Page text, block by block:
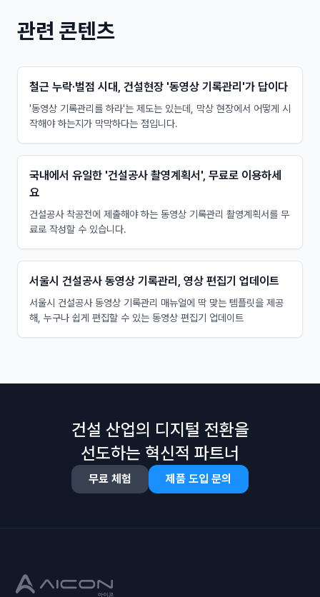
관련 콘텐츠
철근 누락·벌점 시대, 건설현장 '동영상 기록관리'가 답이다
'동영상 기록관리를 하라'는 제도는 있는데, 막상 현장에서 어떻게 시
작해야 하는지가 막막하다는 점입니다.
국내에서 유일한 '건설공사 촬영계획서', 무료로 이용하세
요
건설공사 착공전에 제출해야 하는 동영상 기록관리 촬영계획서를 무
료로 작성할 수 있습니다.
서울시 건설공사 동영상 기록관리, 영상 편집기 업데이트
서울시 건설공사 동영상 기록관리 매뉴얼에 딱 맞는 템플릿을 제공
해, 누구나 쉽게 편집할 수 있는 동영상 편집기 업데이트
건설 산업의 디지털 전환을
선도하는 혁신적 파트너
무료 체험 제품 도입 문의